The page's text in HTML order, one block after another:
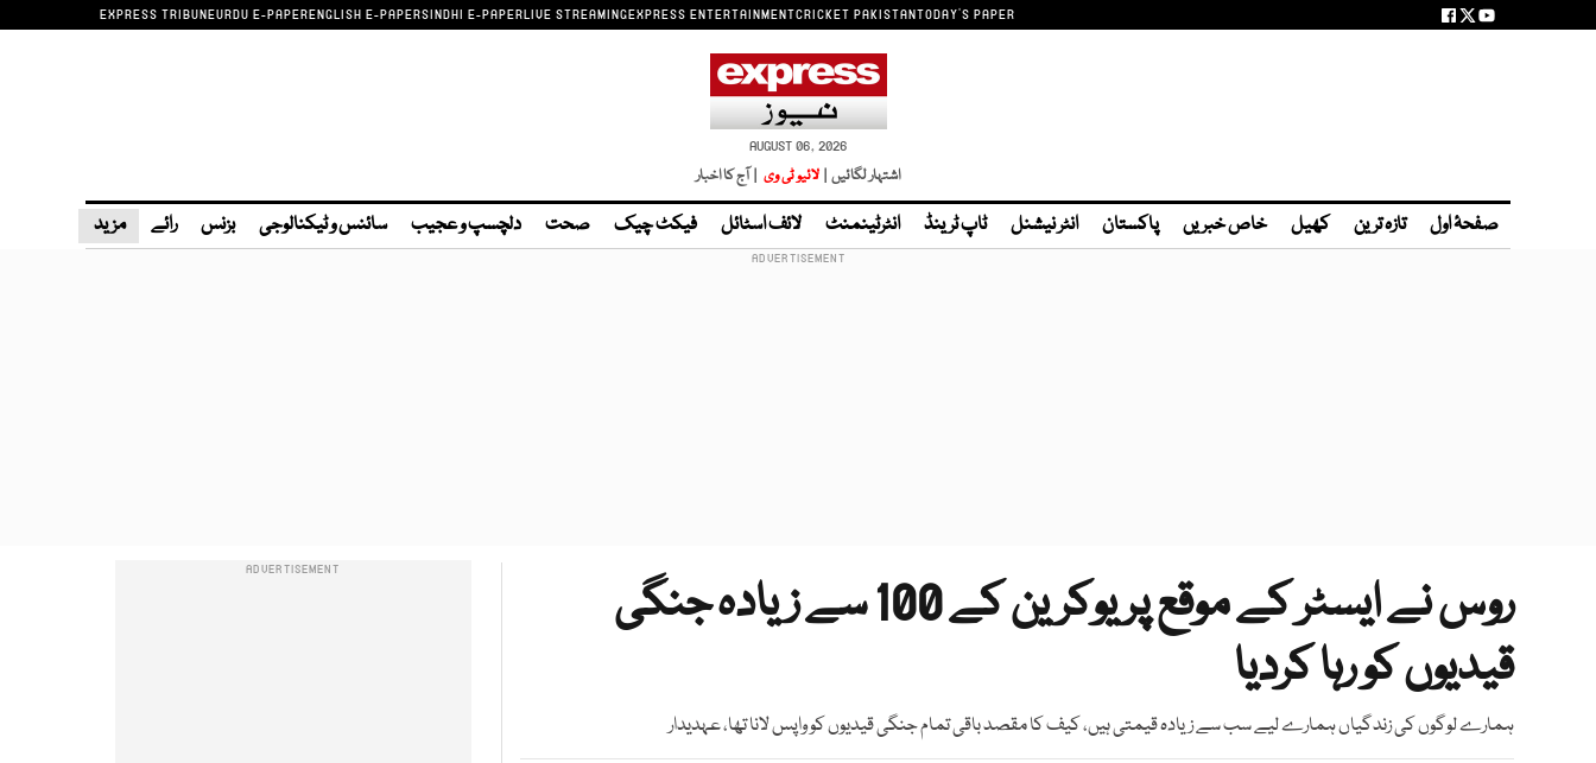
EXPRESS TRIBUNEURDU E-PAPERENGLISH E-PAPERSINDHI E-PAPERLIVE STREAMINGEXPRESS ENTERTAINMENTCRICKET PAKISTANTODAY'S PAPER
AUGUST 06, 2026
اشتہار لگائیں | لائیو ٹی وی | آج کا اخبار
صفحۂ اول تازہ ترین کھیل خاص خبریں پاکستان انٹر نیشنل ٹاپ ٹرینڈ انٹرٹینمنٹ لائف اسٹائل فیکٹ چیک صحت دلچسپ و عجیب سائنس و ٹیکنالوجی بزنس رائے مزید
روس نے ایسٹر کے موقع پر یوکرین کے 100 سے زیادہ جنگی
قیدیوں کو رہا کردیا
ہمارے لوگوں کی زندگیاں ہمارے لیے سب سے زیادہ قیمتی ہیں، کیف کا مقصد باقی تمام جنگی قیدیوں کو واپس لانا تھا، عہدیدار